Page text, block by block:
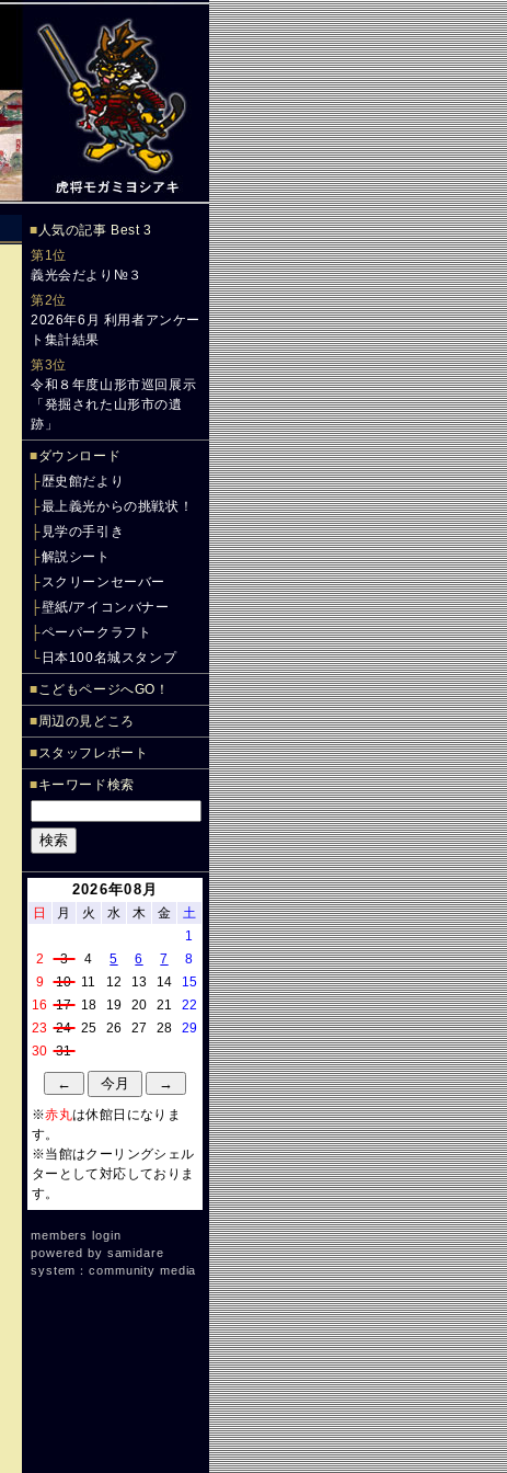
■ 人気の記事 Best 3
第1位
義光会だより№３
第2位
2026年6月 利用者アンケー
ト集計結果
第3位
令和８年度山形市巡回展示
「発掘された山形市の遺
跡」
■ダウンロード
├歴史館だより
├最上義光からの挑戦状！
├ 見学の手引き
├解説シート
├スクリーンセーバー
├壁紙/アイコンバナー
├ペーパークラフト
└ 日本100名城スタンプ
■こどもページへGO！
■周辺の見どころ
■スタッフレポート
■キーワード検索
2026年08月
日 月 火 水 木 金
土
1
2
3 4 5 6 7
8
9
10 11 12 13 14
15
16
17 18 19 20 21
22
23 24 25 26 27 28
29
30 31
※赤丸は休館日になりま
す。
※当館はクーリングシェル
ターとして対応しておりま
す。
members login
powered by samidare
system：community media